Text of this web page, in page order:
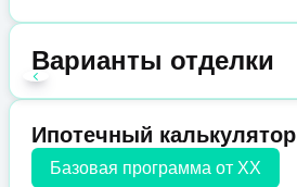
Варианты отделки
Ипотечный калькулятор
Базовая программа от XX